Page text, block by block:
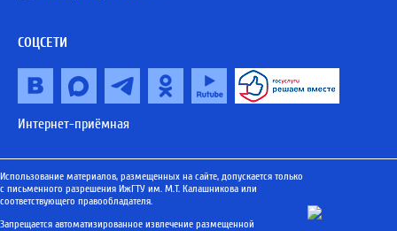
СОЦСЕТИ
Интернет-приёмная
Использование материалов, размещенных на сайте, допускается только
с письменного разрешения ИжГТУ им. М.Т. Калашникова или
соответствующего правообладателя.
Запрещается автоматизированное извлечение размещенной